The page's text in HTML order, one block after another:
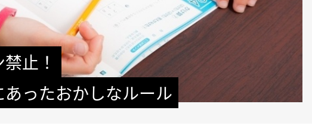
止！
ったおかしなルール